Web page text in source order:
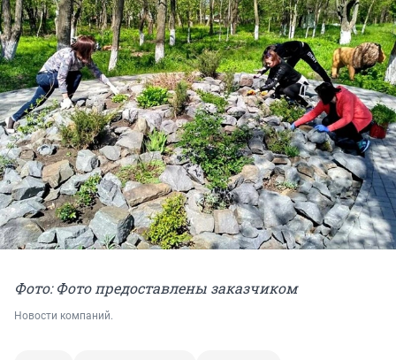
Фото: Фото предоставлены заказчиком
Новости компаний.